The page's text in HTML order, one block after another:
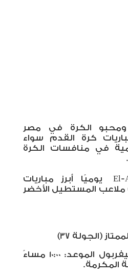
الكرة في مصر
كرة القدم سواء
في منافسات الكرة
.
El- يوميًا أبرز مباريات
المستطيل الأخضر
(الجولة 37)
الموعد:
10:00 مساءً
المكرمة.